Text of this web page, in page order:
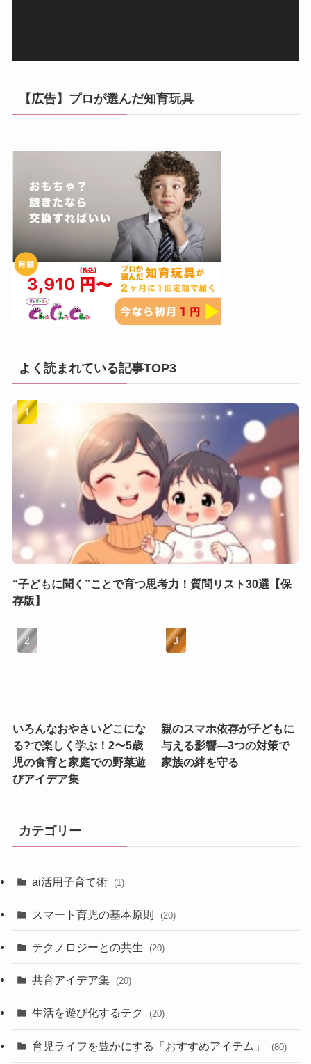
【広告】プロが選んだ知育玩具
よく読まれている記事TOP3
“子どもに聞く”ことで育つ思考力！質問リスト30選【保
存版】
いろんなおやさいどこにな
る?で楽しく学ぶ！2〜5歳
児の食育と家庭での野菜遊
びアイデア集
親のスマホ依存が子どもに
与える影響—3つの対策で
家族の絆を守る
カテゴリー
ai活用子育て術 (1)
スマート育児の基本原則 (20)
テクノロジーとの共生 (20)
共育アイデア集 (20)
生活を遊び化するテク (20)
育児ライフを豊かにする「おすすめアイテム」 (80)